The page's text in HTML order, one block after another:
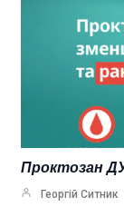
Проктозан
Георгій Ситник